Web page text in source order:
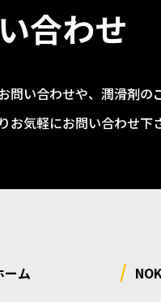
合わせ
問い合わせや、潤滑剤
お気軽にお問い合わせ下
ーム